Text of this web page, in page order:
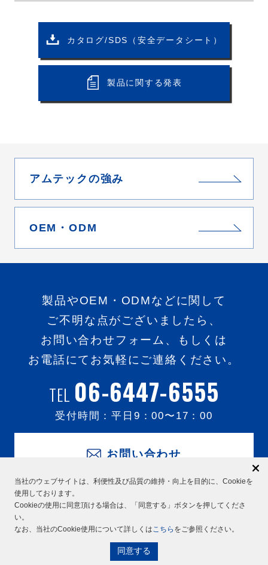
カタログ/SDS（安全データシート）
製品に関する発表
アムテックの強み
OEM・ODM
製品やOEM・ODMなどに関して
ご不明な点がございましたら、
お問い合わせフォーム、もしくは
お電話にてお気軽にご連絡ください。
TEL 06-6447-6555
受付時間：平日 9：00〜 17：00
お問い合わせ
AMTEC CO.,LTD. All Rights Reserved.
当社のウェブサイトは、利便性及び品質の維持・向上を目的に、Cookieを
使用しております。
Cookieの使用に同意頂ける場合は、「同意する」ボタンを押してくださ
い。
なお、当社のCookie使用について詳しくはこちら をご参照ください。
同意する